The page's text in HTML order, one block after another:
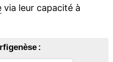
via leur capacité à
: